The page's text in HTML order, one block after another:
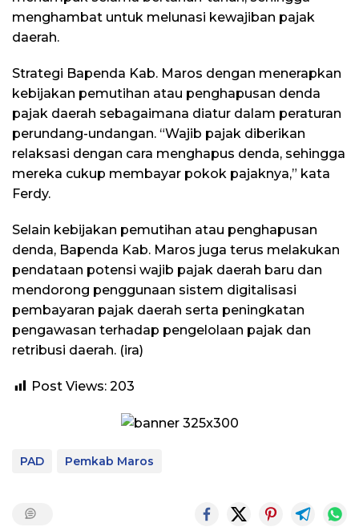
menghambat untuk melunasi kewajiban pajak
daerah.
Strategi Bapenda Kab. Maros dengan menerapkan
kebijakan pemutihan atau penghapusan denda
pajak daerah sebagaimana diatur dalam peraturan
perundang-undangan. “Wajib pajak diberikan
relaksasi dengan cara menghapus denda, sehingga
mereka cukup membayar pokok pajaknya,” kata
Ferdy.
Selain kebijakan pemutihan atau penghapusan
denda, Bapenda Kab. Maros juga terus melakukan
pendataan potensi wajib pajak daerah baru dan
mendorong penggunaan sistem digitalisasi
pembayaran pajak daerah serta peningkatan
pengawasan terhadap pengelolaan pajak dan
retribusi daerah. (ira)
Post Views: 203
PAD Pemkab Maros